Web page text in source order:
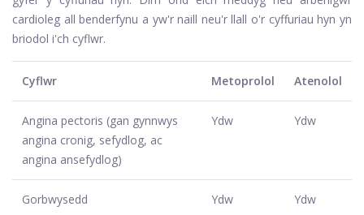
cardioleg all benderfynu a yw'r naill neu'r llall o'r cyffuriau hyn yn
briodol i'ch cyflwr.
Cyflwr Metoprolol Atenolol
Angina pectoris (gan gynnwys
angina cronig, sefydlog, ac
angina ansefydlog)
Ydw Ydw
Gorbwysedd Ydw Ydw